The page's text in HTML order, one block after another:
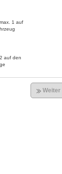
1 auf
auf den
Weiter